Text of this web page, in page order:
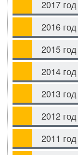
2017 год
2016 год
2015 год
2014 год
2013 год
2012 год
2011 год